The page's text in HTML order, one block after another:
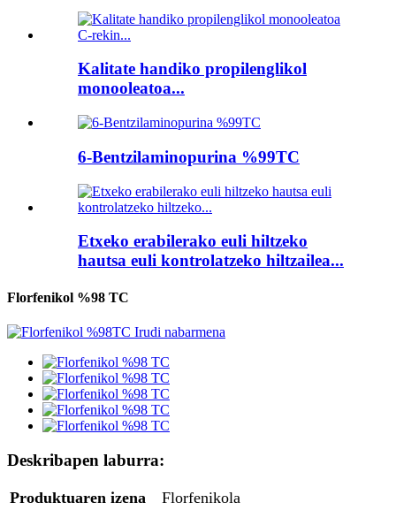
Kalitate handiko propilenglikol
monooleatoa...
6-Bentzilaminopurina %99TC
Etxeko erabilerako euli hiltzeko
hautsa euli kontrolatzeko hiltzailea...
Florfenikol %98 TC
Deskribapen laburra:
Produktuaren izena
Florfenikola